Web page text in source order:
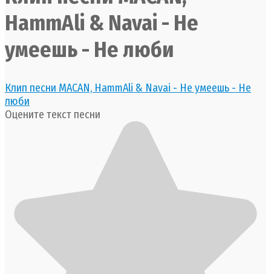
HammAli & Navai - Не
умеешь - Не люби
Клип песни MACAN, HammAli & Navai - Не умеешь - Не
люби
Оцените текст песни